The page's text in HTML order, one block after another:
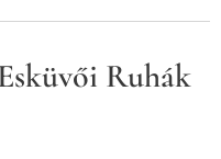
Ruhák